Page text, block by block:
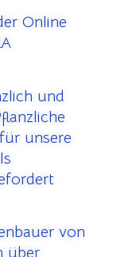
Online
und
unsere
von
über